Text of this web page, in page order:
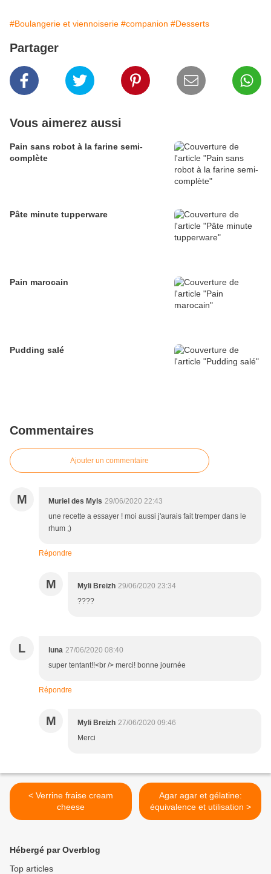
#Boulangerie et viennoiserie #companion #Desserts
Partager
Vous aimerez aussi
Pain sans robot à la farine semi-
complète
Pâte minute tupperware
Pain marocain
Pudding salé
Commentaires
Ajouter un commentaire
M Muriel des Myls 29/06/2020 22:43
une recette a essayer ! moi aussi j'aurais fait tremper dans le
rhum ;)
Répondre
M Myli Breizh 29/06/2020 23:34
????
L luna 27/06/2020 08:40
super tentant!!<br /> merci! bonne journée
Répondre
M Myli Breizh 27/06/2020 09:46
Merci
< Verrine fraise cream
cheese
Agar agar et gélatine:
équivalence et utilisation >
Hébergé par Overblog
Top articles